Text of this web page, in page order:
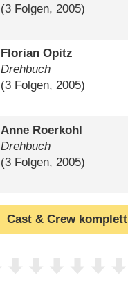
(3 Folgen, 2005)
Florian Opitz
Drehbuch
(3 Folgen, 2005)
Anne Roerkohl
Drehbuch
(3 Folgen, 2005)
Cast & Crew komplett